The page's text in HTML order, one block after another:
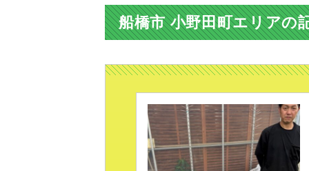
船橋市 小野田町エリアの